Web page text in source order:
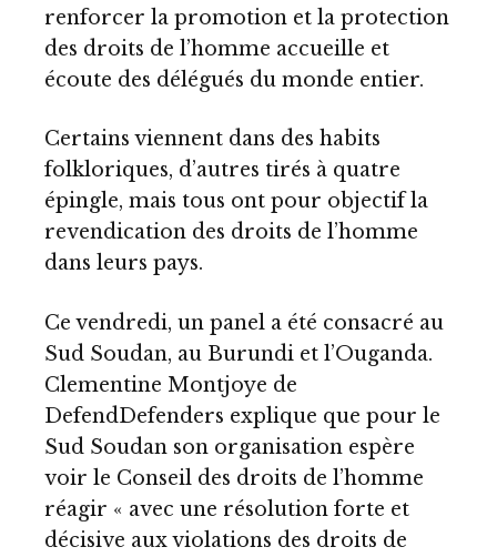
renforcer la promotion et la protection
des droits de l’homme accueille et
écoute des délégués du monde entier.
Certains viennent dans des habits
folkloriques, d’autres tirés à quatre
épingle, mais tous ont pour objectif la
revendication des droits de l’homme
dans leurs pays.
Ce vendredi, un panel a été consacré au
Sud Soudan, au Burundi et l’Ouganda.
Clementine Montjoye de
DefendDefenders explique que pour le
Sud Soudan son organisation espère
voir le Conseil des droits de l’homme
réagir « avec une résolution forte et
décisive aux violations des droits de